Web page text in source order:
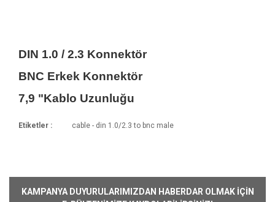
DIN 1.0 / 2.3 Konnektör
BNC Erkek Konnektör
7,9 "Kablo Uzunluğu
Yorum Yaz
sonları ürün sevkiyatımız yoktur.
Etiketler : cable - din 1.0/2.3 to bnc male
KAMPANYA DUYURULARIMIZDAN HABERDAR OLMAK İÇİN